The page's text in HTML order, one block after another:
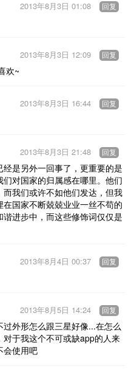
2013年8月3日 01:08 回复
欢~
2013年8月3日 12:09 回复
2013年8月3日 16:44 回复
是另外一回事了，更重要的是
对国家的归属感在哪里。他们
我们或许不如他们发达，但我
国家不断兢兢业业一丝不苟的
进步中，而这些修饰词仅仅是
2013年8月3日 21:48 回复
2013年8月4日 00:37 回复
外形怎么跟三星好像...在怎么
于我这个不可或缺app的人来
会使用吧
2013年8月5日 14:24 回复